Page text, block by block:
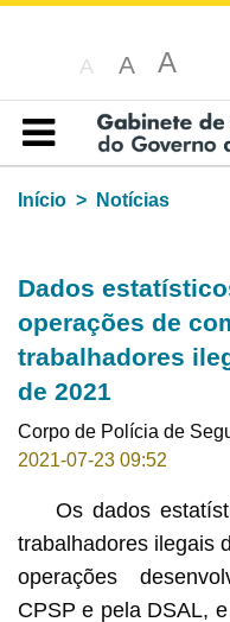
A A A
Índice
Início
Notícias
Dados
operações de
trabalhadores
de 2021
Corpo de Polícia de
2021-07-23 09:52
Os dados
trabalhadores ilegais
operações
CPSP e pela DSAL,